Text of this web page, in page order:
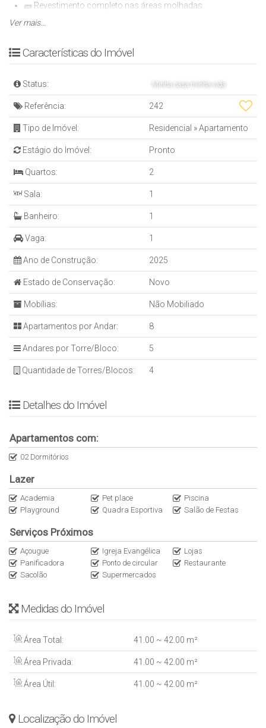
🧱 Revestimento completo nas áreas molhadas
🪟 Esquadrias de alumínio
💧 Medição individual de água, luz e gás
🏢 Sobre o Empreendimento
🏗️ 4 blocos de 5 andares
🛗 Com elevador
🏠 8 apartamentos por andar
🌿 Área de Lazer e Convivência
🏊 Piscina adulto e infantil
🎉 Salão de festas com churrasqueira
🍢 4 quiosques com churrasqueira
🛝 Playground
🏋️ Academia ao ar livre
🐶 Espaço Dog
🚲 Bicicletário
🌼 Jardim de convivência
🔐 Infraestrutura e Sustentabilidade
🚘 1 vaga de estacionamento por unidade
🔒 Portão eletrônico + guarita de segurança
♻️ Coleta seletiva de lixo
Ver mais...
Características do Imóvel
Status: Minha casa minha vida
Referência: 242
Tipo de Imóvel: Residencial »Apartamento
Estágio do Imóvel: Pronto
Quartos: 2
Sala: 1
Banheiro: 1
Vaga: 1
Ano de Construção: 2025
Estado de Conservação: Novo
Mobílias: Não Mobiliado
Apartamentos por Andar: 8
Andares por Torre/Bloco: 5
Quantidade de Torres/Blocos: 4
Detalhes do Imóvel
Apartamentos com:
02 Dormitórios
Lazer
Academia Pet place
Piscina
Playground
Quadra Esportiva Salão de Festas
Serviços Próximos
Açougue Igreja Evangélica
Lojas
Panificadora
Ponto de circular
Restaurante
Sacolão
Supermercados
Medidas do Imóvel
Área Total: 41 .00 ~ 42 .00 m²
Área Privada: 41 .00 ~ 42 .00 m²
Área Útil: 41 .00 ~ 42 .00 m²
Localização do Imóvel